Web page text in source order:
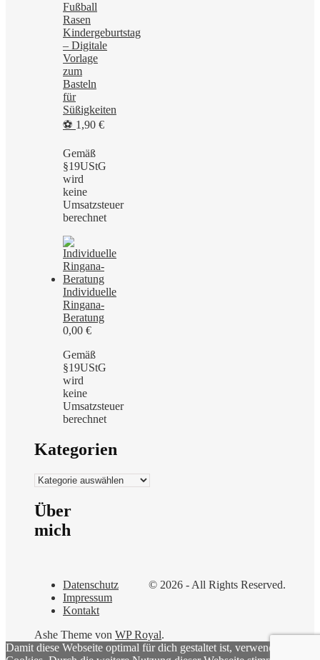
Fußball
Rasen
Kindergeburtstag
– Digitale
Vorlage
zum
Basteln
für
Süßigkeiten
⚽ 1,90 €
Gemäß
§19UStG
wird
keine
Umsatzsteuer
berechnet
Individuelle
Ringana-
Beratung
0,00 €
Gemäß
§19UStG
wird
keine
Umsatzsteuer
berechnet
Kategorien
Kategorien
Über
mich
© 2026 - All Rights Reserved.
Datenschutz
Impressum
Kontakt
Ashe Theme von WP Royal.
Damit diese Webseite optimal für dich gestaltet ist, verwenden wir